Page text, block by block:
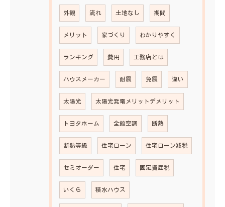
外観 流れ 土地なし 期間
メリット 家づくり わかりやすく
ランキング 費用 工務店とは
ハウスメーカー 耐震 免震 違い
太陽光 太陽光発電メリットデメリット
トヨタホーム 全館空調 断熱
断熱等級 住宅ローン 住宅ローン減税
セミオーダー 住宅 固定資産税
いくら 積水ハウス